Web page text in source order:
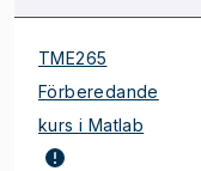
TME265
Förberedande
kurs i Matlab